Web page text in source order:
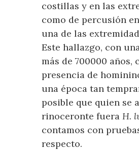
costillas y en las
como de percusión
una de las
Este hallazgo, con
más de 700000 años,
presencia de
una época tan
posible que quien se
rinoceronte fueraH.
contamos con
respecto.